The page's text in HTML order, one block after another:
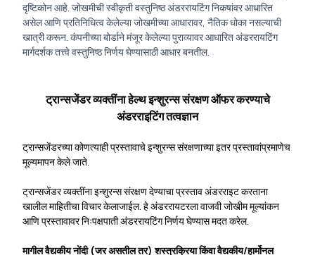
दृष्टिकोन आहे. जोखमीची स्वीकृती वस्तुनिष्ठ अंडररायटिंग निकषांवर आधारित
असेल आणि प्रतिनिधित्व केलेल्या जोखमीच्या आधारावर, नैतिक धोका नसल्याची
खात्री करून. कंपनीच्या बोर्डाने मंजूर केलेल्या पुराव्यावर आधारित अंडररायटिंग
मार्गदर्शक तत्त्वे वस्तुनिष्ठ निर्णय घेण्यासाठी आधार बनतील.
ट्रान्सजेंडर व्यक्तींना हेल्थ इन्शुरन्स संरक्षण ऑफर करण्याचे
अंडरराइटिंग तत्वज्ञान
ट्रान्सजेंडरच्या कोणत्याही प्रस्तावाचे इन्शुरन्स संरक्षणाच्या इतर प्रस्तावांप्रमाणेच
मूल्यमापन केले जाते.
ट्रान्सजेंडर व्यक्तींना इन्शुरन्स संरक्षण देण्याचा प्रस्ताव अंडरराइट करताना
खालील माहितीचा विचार केलाजाईल. हे अंडररायटरला वाजवी जोखीम मूल्यांकन
आणि प्रस्तावावर निःपक्षपाती अंडररायटिंग निर्णय घेण्यास मदत करेल.
मागील वैद्यकीय नोंदी (जर असतील तर) शस्त्रक्रिया किंवा वैद्यकीय/हार्मोनल